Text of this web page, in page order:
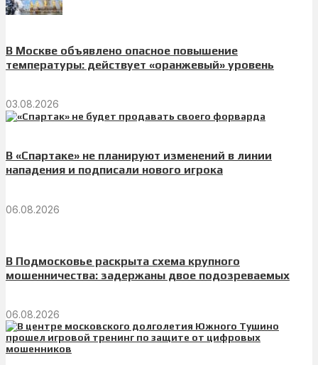
В Москве объявлено опасное повышение
температуры: действует «оранжевый» уровень
03.08.2026
В «Спартаке» не планируют изменений в линии
нападения и подписали нового игрока
06.08.2026
В Подмосковье раскрыта схема крупного
мошенничества: задержаны двое подозреваемых
06.08.2026